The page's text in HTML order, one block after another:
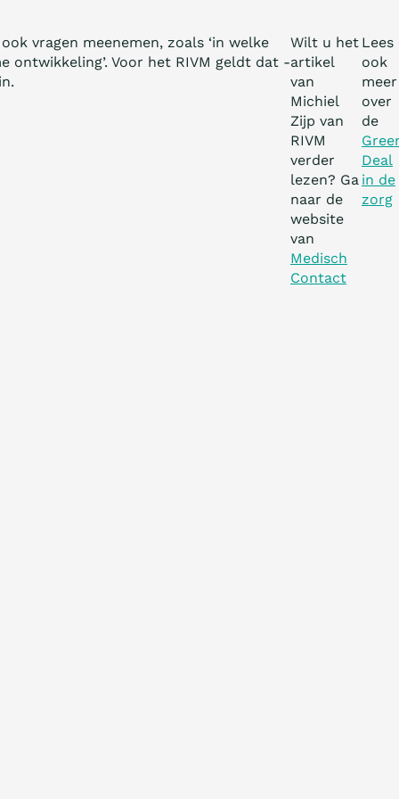
vragen meenemen, zoals ‘in welke
ontwikkeling’. Voor het RIVM geldt dat
Wilt u het
artikel
van
Michiel
Zijp van
RIVM
verder
lezen? Ga
naar de
website
van
Medisch
Contact
Lees
ook
meer
over
de
Deal
in de
zorg